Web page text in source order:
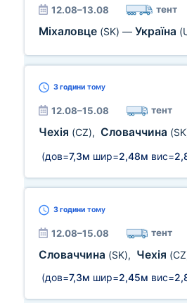
12.08–13.08 тент
Міхаловце (SK) — Україна
3 години тому
12.08–15.08 тент
Чехія (CZ), Словаччина
(дов=7,3м шир=2,48м вис=
3 години тому
12.08–15.08 тент
Словаччина (SK), Чехія
(дов=7,3м шир=2,45м вис=